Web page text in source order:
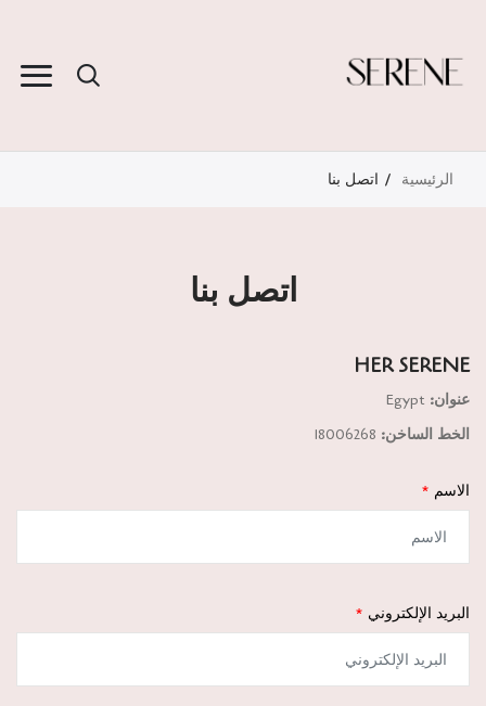
الرئيسية اتصل بنا
اتصل بنا
HER SERENE
عنوان:
الخط الساخن:
الاسم
البريد الإلكتروني